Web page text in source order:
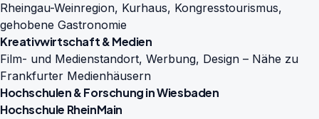
Rheingau-Weinregion, Kurhaus, Kongresstourismus,
gehobene Gastronomie
Kreativwirtschaft & Medien
Film- und Medienstandort, Werbung, Design – Nähe zu
Frankfurter Medienhäusern
Hochschulen & Forschung in Wiesbaden
Hochschule RheinMain